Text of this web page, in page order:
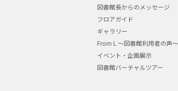
図書館長からのメッセージ
フロアガイド
ギャラリー
From L ～図書館利用者の声～
イベント・企画展示
図書館バーチャルツアー